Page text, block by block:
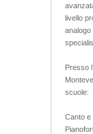
livello
Presso
scuole:
Canto e